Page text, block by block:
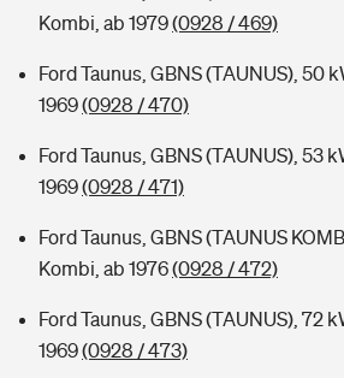
Kombi, ab 1979(0928 / 469)
Ford Taunus, GBNS (TAUNUS), 50
1969(0928 / 470)
Ford Taunus, GBNS (TAUNUS), 53
1969(0928 / 471)
Ford Taunus, GBNS (TAUNUS
Kombi, ab 1976(0928 / 472)
Ford Taunus, GBNS (TAUNUS), 72
1969(0928 / 473)